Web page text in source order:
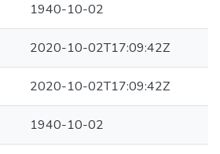
1940-10-02
2020-10-02T17:09:42Z
2020-10-02T17:09:42Z
1940-10-02